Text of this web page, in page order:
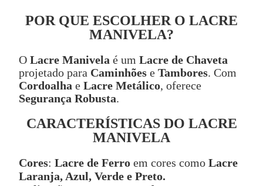
POR QUE ESCOLHER O LACRE
MANIVELA?
O Lacre Manivela é um Lacre de Chaveta
projetado para Caminhões e Tambores. Com
Cordoalha e Lacre Metálico, oferece
Segurança Robusta.
CARACTERÍSTICAS DO LACRE
MANIVELA
Cores: Lacre de Ferro em cores como Lacre
Laranja, Azul, Verde e Preto.